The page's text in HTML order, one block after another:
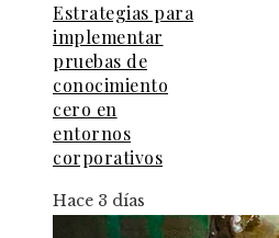
Estrategias para
implementar
pruebas de
conocimiento
cero en
entornos
corporativos
Hace 3 días